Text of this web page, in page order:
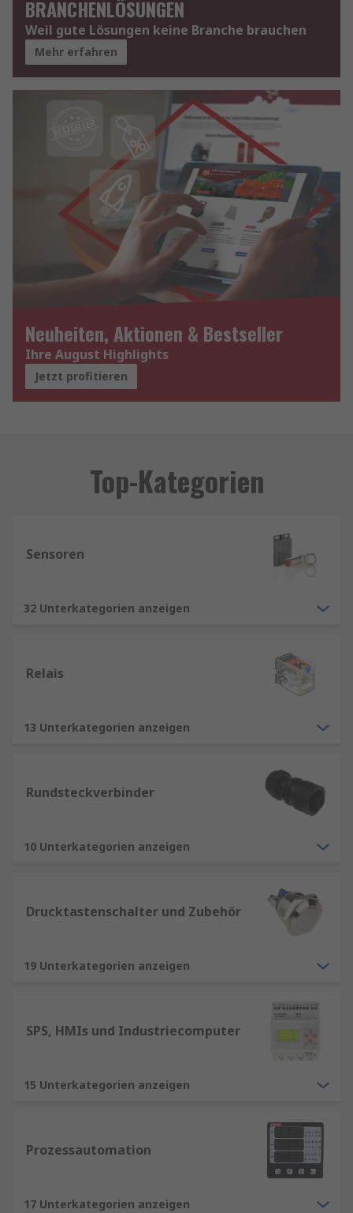
BRANCHENLÖSUNGEN
Weil gute Lösungen keine Branche brauchen
Mehr erfahren
Neuheiten, Aktionen & Bestseller
Ihre August Highlights
Jetzt profitieren
Top-Kategorien
Sensoren
32 Unterkategorien anzeigen
Relais
13 Unterkategorien anzeigen
Rundsteckverbinder
10 Unterkategorien anzeigen
Drucktastenschalter und Zubehör
19 Unterkategorien anzeigen
SPS, HMIs und Industriecomputer
15 Unterkategorien anzeigen
Prozessautomation
17 Unterkategorien anzeigen